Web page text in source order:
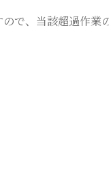
で、当該超過作業